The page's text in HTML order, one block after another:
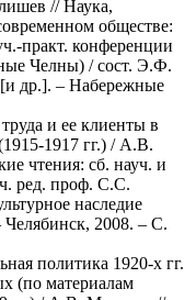
// Наука,
обществе:
практ. конференции
Челны) / сост. Э.Ф.
др.]. – Набережные
и ее клиенты в
1917 гг.) / А.В.
чтения: сб. науч. и
ред. проф. С.С.
наследие
Челябинск, 2008. – С.
политика 1920-х гг.
(по материалам